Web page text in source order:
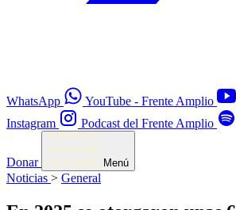
WhatsApp YouTube - Frente Amplio
Instagram
Podcast del Frente Amplio
Donar Menú
Noticias > General